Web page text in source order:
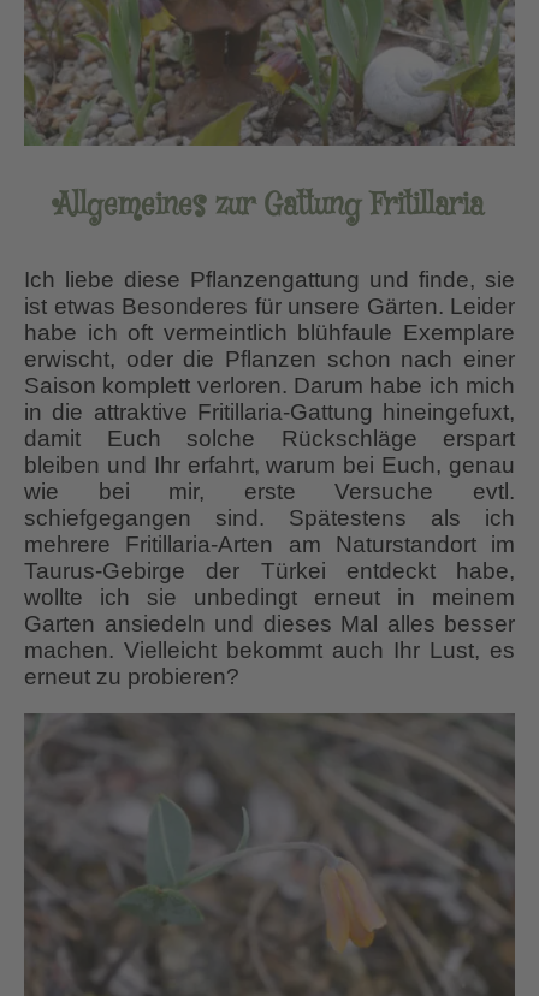
Allgemeines zur Gattung Fritillaria
Ich liebe diese Pflanzengattung und finde, sie
ist etwas Besonderes für unsere Gärten. Leider
habe ich oft vermeintlich blühfaule Exemplare
erwischt, oder die Pflanzen schon nach einer
Saison komplett verloren. Darum habe ich mich
in die attraktive Fritillaria-Gattung hineingefuxt,
damit Euch solche Rückschläge erspart
bleiben und Ihr erfahrt, warum bei Euch, genau
wie bei mir, erste Versuche evtl.
schiefgegangen sind. Spätestens als ich
mehrere Fritillaria-Arten am Naturstandort im
Taurus-Gebirge der Türkei entdeckt habe,
wollte ich sie unbedingt erneut in meinem
Garten ansiedeln und dieses Mal alles besser
machen. Vielleicht bekommt auch Ihr Lust, es
erneut zu probieren?